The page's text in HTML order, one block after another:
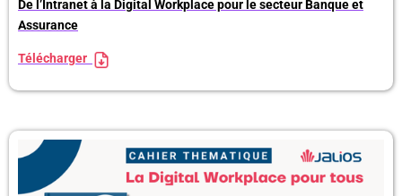
De l’Intranet à la Digital Workplace pour le secteur Banque et
Assurance
Télécharger